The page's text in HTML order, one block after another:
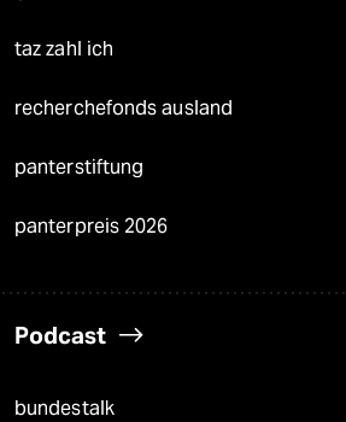
taz zahl ich
recherchefonds ausland
panterstiftung
panterpreis 2026
Podcast
bundestalk